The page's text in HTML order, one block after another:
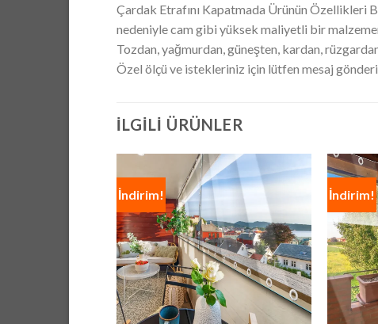
Çardak Etrafını Kapatmada Ürünün Özellikleri
nedeniyle cam gibi yüksek maliyetli bir
Tozdan, yağmurdan, güneşten, kardan,
Özel ölçü ve istekleriniz için lütfen mesaj
İLGILI ÜRÜNLER
İndirim! İndirim!